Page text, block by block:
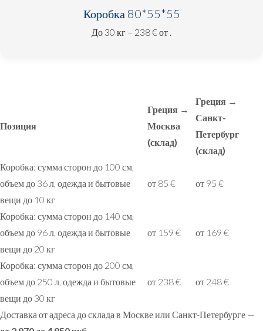
Коробка 80*55*55
До 30 кг – 238 € от .
Позиция
Греция →
Москва
(склад)
Греция →
Санкт-
Петербург
(склад)
Коробка: сумма сторон до 100 см,
объем до 36 л, одежда и бытовые
вещи до 10 кг
от 85 € от 95 €
Коробка: сумма сторон до 140 см,
объем до 96 л, одежда и бытовые
вещи до 20 кг
от 159 € от 169 €
Коробка: сумма сторон до 200 см,
объем до 250 л, одежда и бытовые
вещи до 30 кг
от 238 € от 248 €
Доставка от адреса до склада в Москве или Санкт-Петербурге —